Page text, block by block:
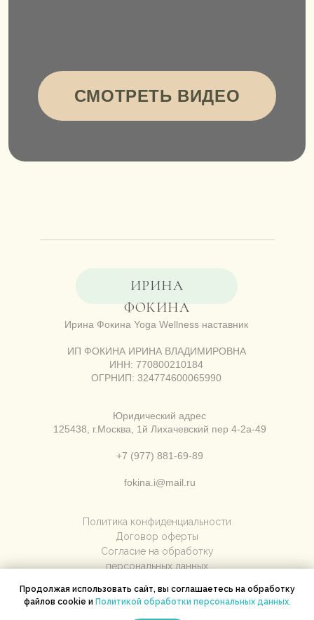
ИРИНА
ФОКИНА
Политика конфиденциальности
Договор оферты
Согласие на обработку
персональных данных
Разработка сайта
Ирина Фокина Yoga Wellness наставник
ИП ФОКИНА ИРИНА ВЛАДИМИРОВНА
ИНН: 770800210184
ОГРНИП: 324774600065990
Юридический адрес
125438, г.Москва, 1й Лихачевский пер 4-2а-49
+7 (977) 881-69-89
fokina.i@mail.ru
Продолжая использовать сайт, вы соглашаетесь на обработку
файлов cookie и Политикой обработки персональных данных.